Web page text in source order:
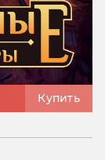
Купить